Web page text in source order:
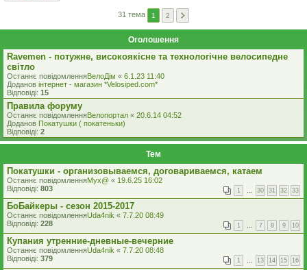
31 тема 1 2
Оголошення
Ravemen - потужне, високоякісне та технологічне велосипедне
світло
Останнє повідомленняВелоДім « 6.1.23 11:40
Доданов iнтернет - магазин *Velosiped.com*
Відповіді: 15
Правила форуму
Останнє повідомленняВелопортал « 20.6.14 04:52
Доданов Покатушки ( покатеньки)
Відповіді: 2
Тем
Покатушки - организовываемся, договариваемся, катаем
Останнє повідомленняMyx@ « 19.6.25 16:02
Відповіді: 803 1 … 30 31 32 33
БоБайкеры - сезон 2015-2017
Останнє повідомленняUda4nik « 7.7.20 08:49
Відповіді: 228 1 … 7 8 9 10
Купания утренние-дневные-вечерние
Останнє повідомленняUda4nik « 7.7.20 08:48
Відповіді: 379 1 … 13 14 15 16